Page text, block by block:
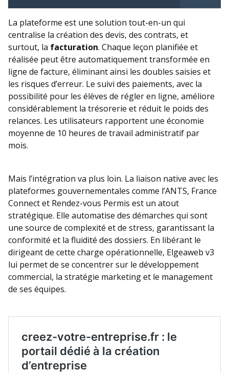
La plateforme est une solution tout-en-un qui
centralise la création des devis, des contrats, et
surtout, la facturation. Chaque leçon planifiée et
réalisée peut être automatiquement transformée en
ligne de facture, éliminant ainsi les doubles saisies et
les risques d’erreur. Le suivi des paiements, avec la
possibilité pour les élèves de régler en ligne, améliore
considérablement la trésorerie et réduit le poids des
relances. Les utilisateurs rapportent une économie
moyenne de 10 heures de travail administratif par
mois.
Mais l’intégration va plus loin. La liaison native avec les
plateformes gouvernementales comme l’ANTS, France
Connect et Rendez-vous Permis est un atout
stratégique. Elle automatise des démarches qui sont
une source de complexité et de stress, garantissant la
conformité et la fluidité des dossiers. En libérant le
dirigeant de cette charge opérationnelle, Elgeaweb v3
lui permet de se concentrer sur le développement
commercial, la stratégie marketing et le management
de ses équipes.